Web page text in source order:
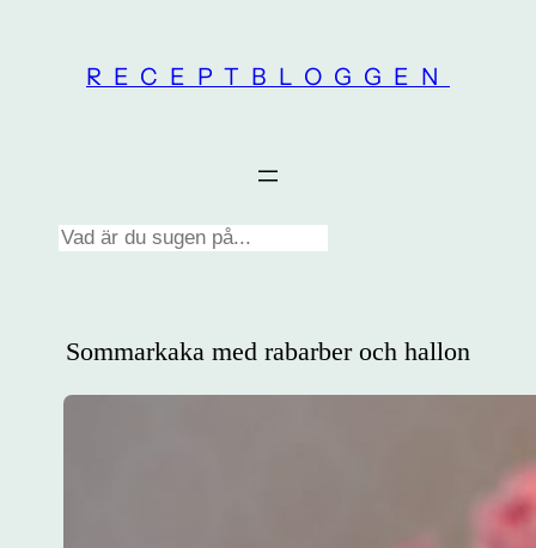
RECEPTBLOGGEN
Search
Sommarkaka med rabarber och hallon